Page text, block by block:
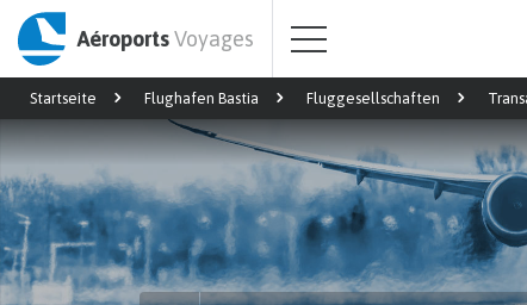
AéroportsVoyages
Startseite Flughafen Bastia Fluggesellschaften